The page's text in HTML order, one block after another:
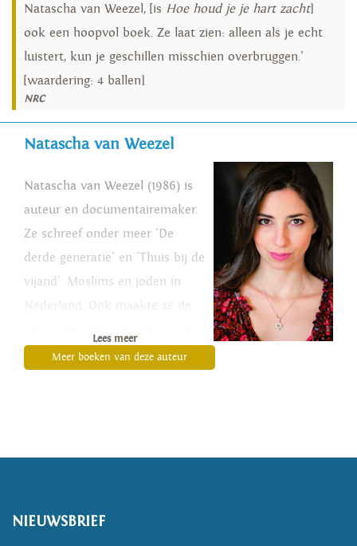
Natascha van Weezel, [is Hoe houd je je hart zacht]
ook een hoopvol boek. Ze laat zien: alleen als je echt
luistert, kun je geschillen misschien overbruggen.’
[waardering: 4 ballen]
NRC
Natascha van Weezel
Natascha van Weezel (1986) is
auteur en documentairemaker.
Ze schreef onder meer 'De
derde generatie' en 'Thuis bij de
vijand'. Moslims en joden in
'Nataschas beloofde land',
Lees meer
Meer boeken van deze auteur
NIEUWSBRIEF